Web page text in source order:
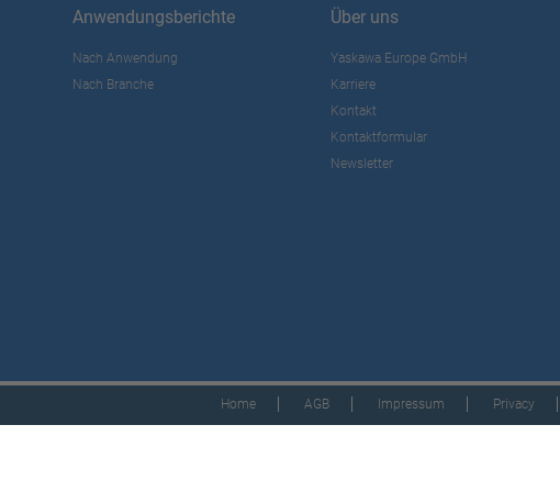
Anwendungsberichte
Nach Anwendung
Nach Branche
Über uns
Yaskawa Europe GmbH
Karriere
Kontakt
Kontaktformular
Newsletter
Home AGB Impressum Privacy